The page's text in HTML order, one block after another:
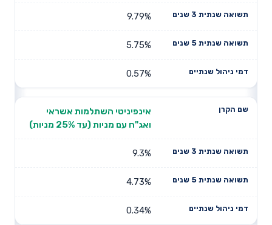
9.79%
5.75%
0.57%
אינפיניטי השתלמות אשראי
ואג"ח עם מניות (עד 25% מניות)
9.3%
4.73%
0.34%